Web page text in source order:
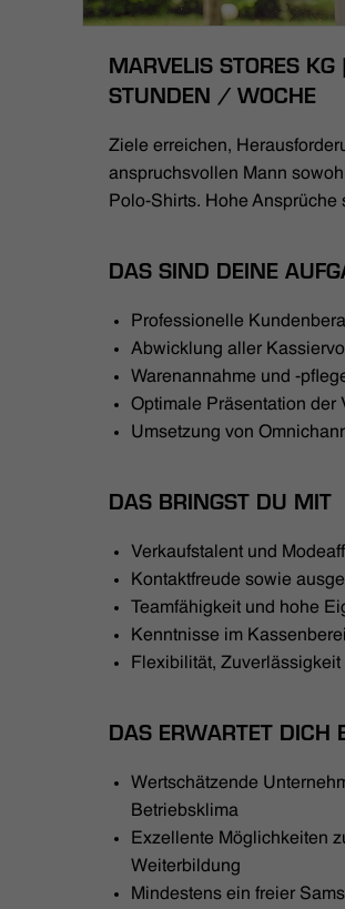
MARVELIS STORES
STUNDEN / WOCHE
Ziele erreichen,
anspruchsvollen Mann
Polo-Shirts. Hohe Ansprüche
DAS SIND DEINE
Professionelle
Abwicklung aller
Warenannahme und -
Optimale Präsentation der
Umsetzung von
DAS BRINGST DU MIT
Verkaufstalent und
Kontaktfreude sowie
Teamfähigkeit und hohe
Kenntnisse im
Flexibilität,
DAS ERWARTET DICH
Wertschätzende
Betriebsklima
Exzellente Möglichkeiten
Weiterbildung
Mindestens ein freier